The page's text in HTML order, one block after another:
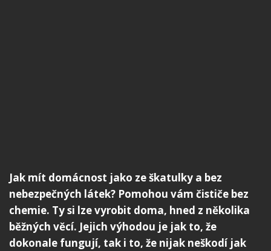
Jak mít domácnost jako ze škatulky a bez
nebezpečných látek? Pomohou vám čističe bez
chemie. Ty si lze vyrobit doma, hned z několika
běžných věcí. Jejich výhodou je jak to, že
dokonale fungují, tak i to, že nijak neškodí jak